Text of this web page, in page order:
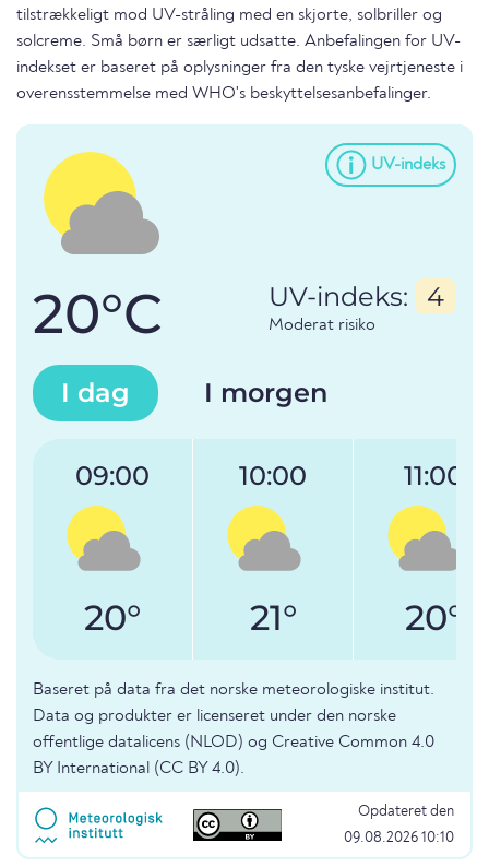
tilstrækkeligt mod UV-stråling med en skjorte, solbriller og
solcreme. Små børn er særligt udsatte. Anbefalingen for UV-
indekset er baseret på oplysninger fra den tyske vejrtjeneste i
overensstemmelse med WHO's beskyttelsesanbefalinger.
UV-indeks
20°C UV-indeks: 4
Moderat risiko
I dag I morgen
09:00
20°
10:00
21°
11:00
20°
Baseret på data fra det norske meteorologiske institut.
Data og produkter er licenseret under den norske
offentlige datalicens (NLOD) og Creative Common 4.0
BY International (CC BY 4.0).
Opdateret den
09.08.2026 10:10